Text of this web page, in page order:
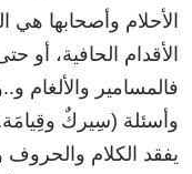
الأحلام وأصحابها هي
الأقدام الحافية، أو
فالمسامير والألغام و..
وأسئلة (سِيركٌ وقِيامَة
يفقد الكلام والحروف